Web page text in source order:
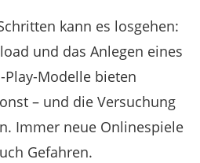
kann es losgehen:
und das Anlegen eines
Play-Modelle bieten
– und die Versuchung
Immer neue Onlinespiele
Gefahren.